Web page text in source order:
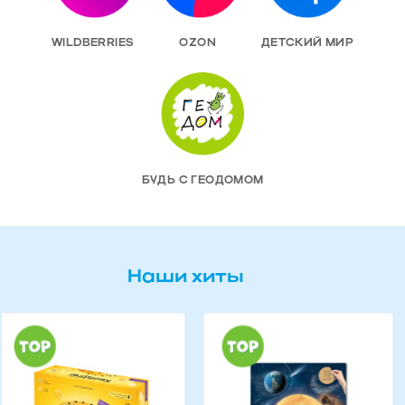
WILDBERRIES OZON ДЕТСКИЙ МИР
БУДЬ С ГЕОДОМОМ
Наши хиты